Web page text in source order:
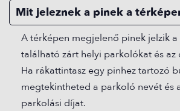
Mit jeleznek a pinek a
A térképen megjelenő pinek jelzik
található zárt helyi parkolókat és
Ha rákattintasz egy pinhez tartozó
megtekintheted a parkoló nevét és
parkolási díjat.